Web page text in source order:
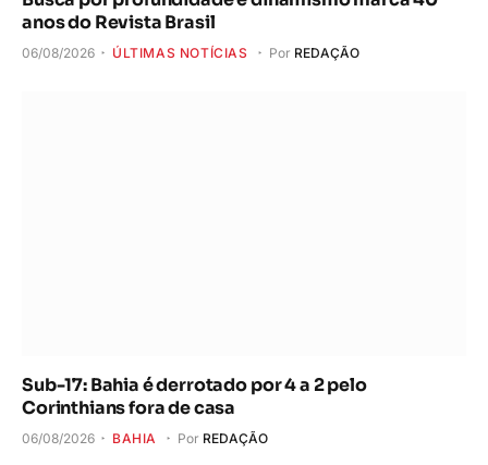
anos do Revista Brasil
06/08/2026 ÚLTIMAS NOTÍCIAS Por REDAÇÃO
Sub-17: Bahia é derrotado por 4 a 2 pelo
Corinthians fora de casa
06/08/2026 BAHIA Por REDAÇÃO